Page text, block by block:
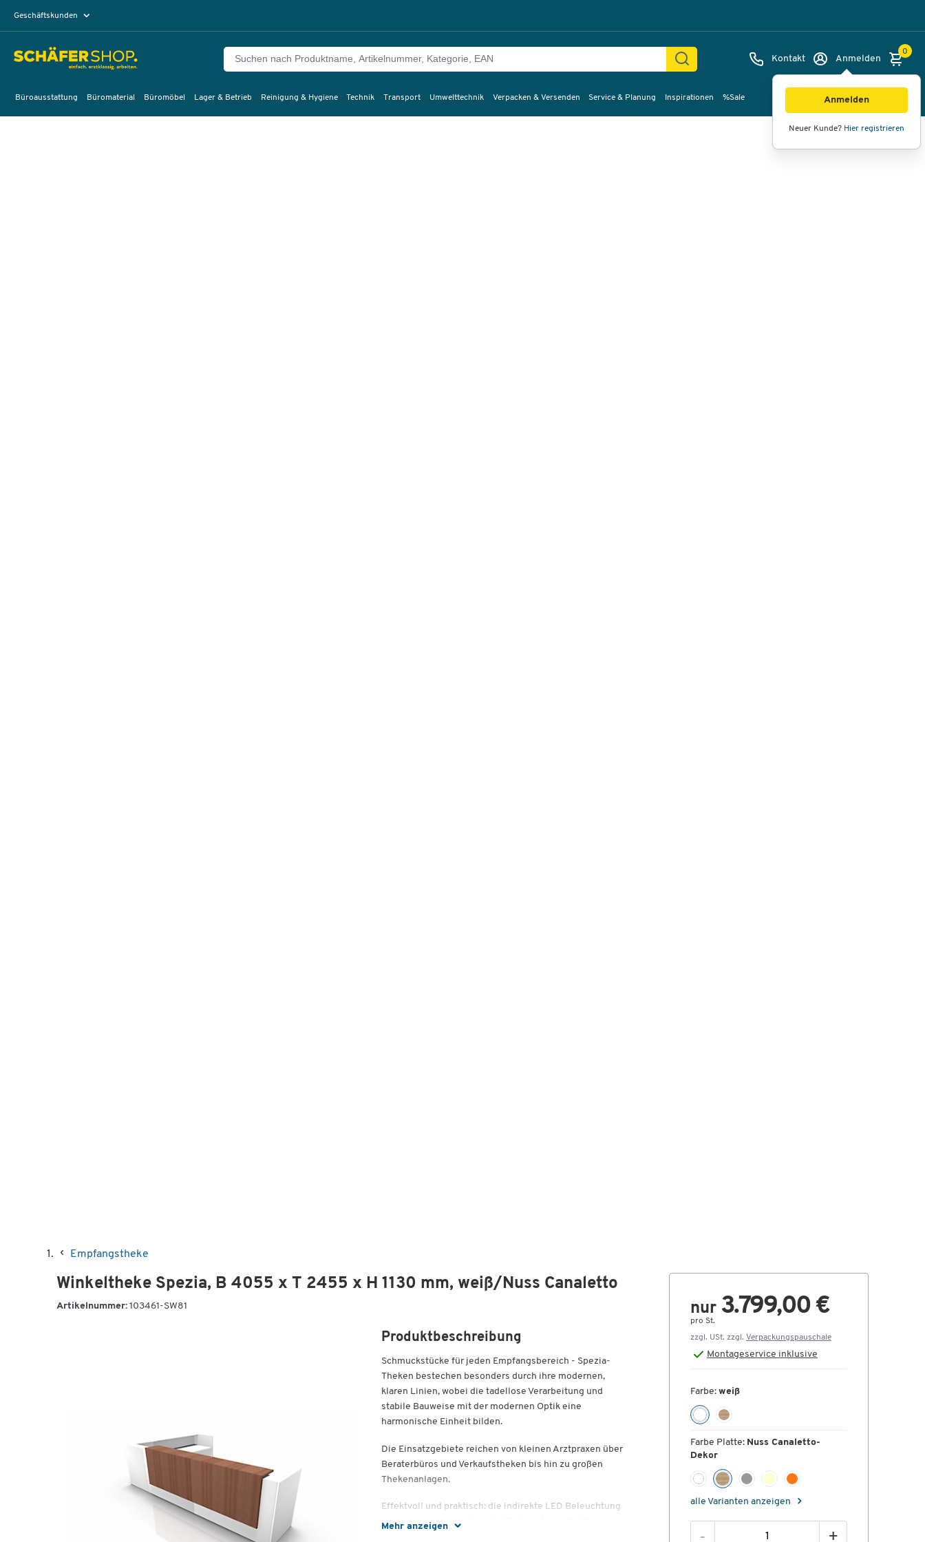
Geschäftskunden
Kontakt Anmelden
Anmelden
Neuer Kunde? Hier registrieren
0
Büroausstattung Büromaterial Büromöbel Lager & Betrieb Reinigung & Hygiene Technik Transport Umwelttechnik Verpacken & Versenden Service & Planung Inspirationen %Sale
Empfangstheke
Winkeltheke Spezia, B 4055 x T 2455 x H 1130 mm, weiß/Nuss Canaletto
Artikelnummer: 103461-SW81
Mehr anzeigen
Produktbeschreibung
Schmuckstücke für jeden Empfangsbereich - Spezia-
Theken bestechen besonders durch ihre modernen,
klaren Linien, wobei die tadellose Verarbeitung und
stabile Bauweise mit der modernen Optik eine
harmonische Einheit bilden.
Die Einsatzgebiete reichen von kleinen Arztpraxen über
Beraterbüros und Verkaufstheken bis hin zu großen
Thekenanlagen.
Effektvoll und praktisch: die indirekte LED Beleuchtung
auf der Empfangsablage der Theke ist ein attraktiver
nur 3.799,00 €
pro St.
zzgl. USt. zzgl. Verpackungspauschale
Montageservice inklusive
Farbe: weiß
Farbe Platte: Nuss Canaletto-
Dekor
alle Varianten anzeigen
- +
Bilder Videos 360°-Ansicht